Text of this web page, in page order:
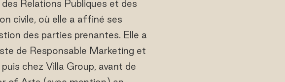
Relations Publiques et des
civile, où elle a affiné ses
des parties prenantes. Elle a
de Responsable Marketing et
chez Villa Group, avant de